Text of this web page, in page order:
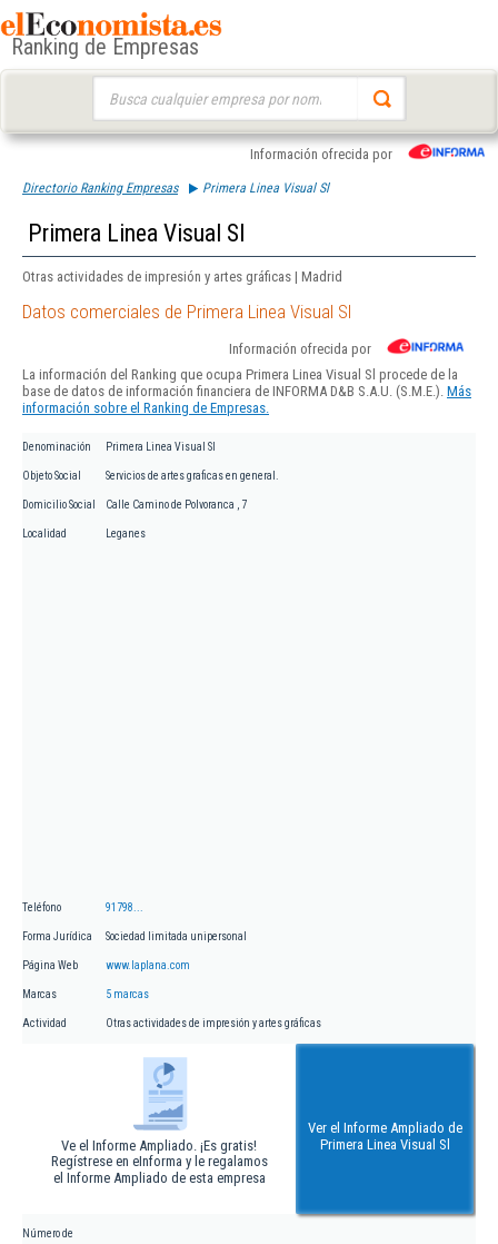
Ranking de Empresas
Información ofrecida por
Directorio Ranking Empresas Primera Linea Visual Sl
Primera Linea Visual Sl
Otras actividades de impresión y artes gráficas | Madrid
Datos comerciales de Primera Linea Visual Sl
Información ofrecida por
La información del Ranking que ocupa Primera Linea Visual Sl procede de la
base de datos de información financiera de INFORMA D&B S.A.U. (S.M.E.). Más
información sobre el Ranking de Empresas.
Denominación Primera Linea Visual Sl
Objeto Social Servicios de artes graficas en general.
Domicilio Social Calle Camino de Polvoranca , 7
Localidad Leganes
Teléfono 91798...
Forma Jurídica Sociedad limitada unipersonal
Página Web www.laplana.com
Marcas 5 marcas
Actividad Otras actividades de impresión y artes gráficas
Ve el Informe Ampliado. ¡Es gratis!
Regístrese en eInforma y le regalamos
el Informe Ampliado de esta empresa
Ver el Informe Ampliado de
Primera Linea Visual Sl
Número de